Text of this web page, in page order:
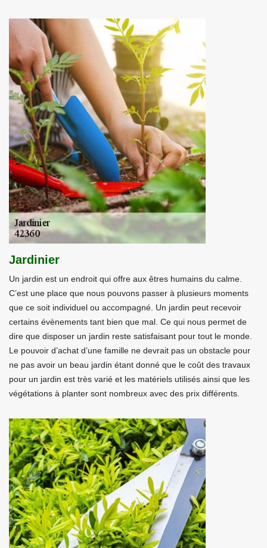
Jardinier
Un jardin est un endroit qui offre aux êtres humains du calme.
C’est une place que nous pouvons passer à plusieurs moments
que ce soit individuel ou accompagné. Un jardin peut recevoir
certains évènements tant bien que mal. Ce qui nous permet de
dire que disposer un jardin reste satisfaisant pour tout le monde.
Le pouvoir d’achat d’une famille ne devrait pas un obstacle pour
ne pas avoir un beau jardin étant donné que le coût des travaux
pour un jardin est très varié et les matériels utilisés ainsi que les
végétations à planter sont nombreux avec des prix différents.